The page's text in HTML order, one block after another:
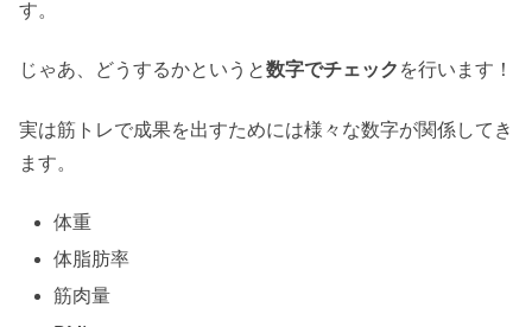
す。
じゃあ、どうするかというと数字でチェック を行います！
実は筋トレで成果を出すためには様々な数字が関係してき
ます。
体重
体脂肪率
筋肉量